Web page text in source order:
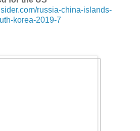
russia-china-islands-
korea-2019-7